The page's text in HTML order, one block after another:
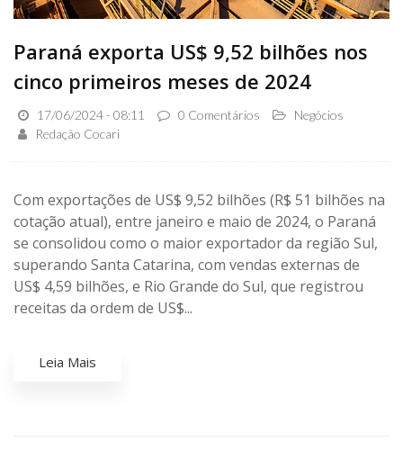
Paraná exporta US$ 9,52 bilhões nos
cinco primeiros meses de 2024
17/06/2024 - 08:11 0 Comentários
Negócios
Redação Cocari
Com exportações de US$ 9,52 bilhões (R$ 51 bilhões na
cotação atual), entre janeiro e maio de 2024, o Paraná
se consolidou como o maior exportador da região Sul,
superando Santa Catarina, com vendas externas de
US$ 4,59 bilhões, e Rio Grande do Sul, que registrou
receitas da ordem de US$...
Leia Mais